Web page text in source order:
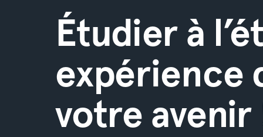
Étudier à
expérience
votre avenir